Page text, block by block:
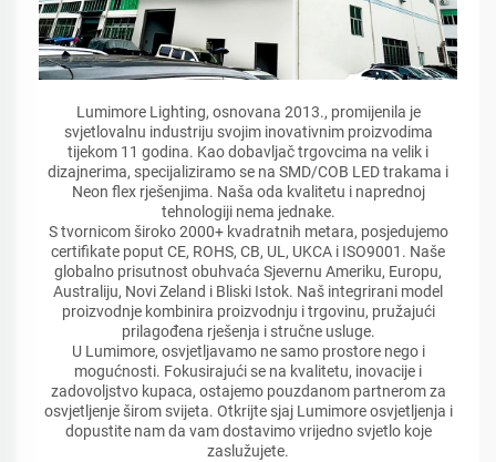
Lumimore Lighting, osnovana 2013., promijenila je
svjetlovalnu industriju svojim inovativnim proizvodima
tijekom 11 godina. Kao dobavljač trgovcima na velik i
dizajnerima, specijaliziramo se na SMD/COB LED trakama i
Neon flex rješenjima. Naša oda kvalitetu i naprednoj
tehnologiji nema jednake.
S tvornicom široko 2000+ kvadratnih metara, posjedujemo
certifikate poput CE, ROHS, CB, UL, UKCA i ISO9001. Naše
globalno prisutnost obuhvaća Sjevernu Ameriku, Europu,
Australiju, Novi Zeland i Bliski Istok. Naš integrirani model
proizvodnje kombinira proizvodnju i trgovinu, pružajući
prilagođena rješenja i stručne usluge.
U Lumimore, osvjetljavamo ne samo prostore nego i
mogućnosti. Fokusirajući se na kvalitetu, inovacije i
zadovoljstvo kupaca, ostajemo pouzdanom partnerom za
osvjetljenje širom svijeta. Otkrijte sjaj Lumimore osvjetljenja i
dopustite nam da vam dostavimo vrijedno svjetlo koje
zaslužujete.